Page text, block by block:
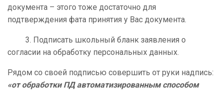
документа – этого тоже достаточно для
подтверждения фата принятия у Вас документа.
3. Подписать школьный бланк заявления о
согласии на обработку персональных данных.
Рядом со своей подписью совершить от руки надпись:
«от обработки ПД автоматизированным способом